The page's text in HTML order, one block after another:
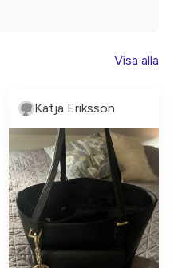
Visa alla
Katja Eriksson